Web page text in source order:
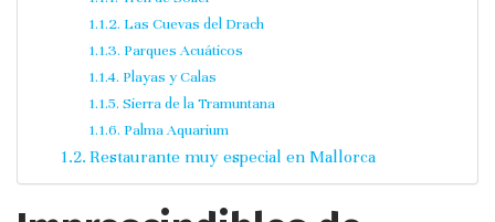
Las Cuevas del Drach
Parques Acuáticos
Playas y Calas
Sierra de la Tramuntana
Palma Aquarium
Restaurante muy especial en Mallorca